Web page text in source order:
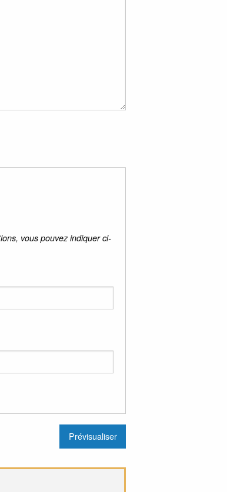
vous pouvez indiquer ci-